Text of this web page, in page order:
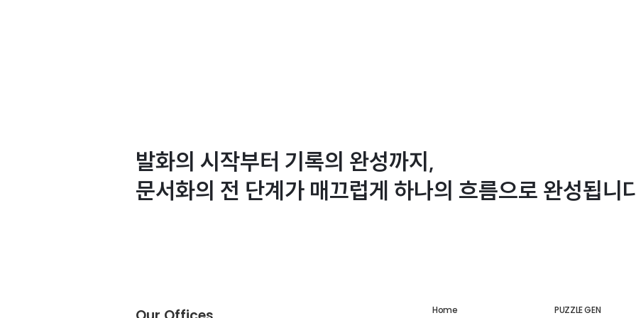
발화의 시작부터 기록의 완성까지,
문서화의 전 단계가 매끄럽게 하나의 흐름으로 완성됩니
Home PUZZLE GEN